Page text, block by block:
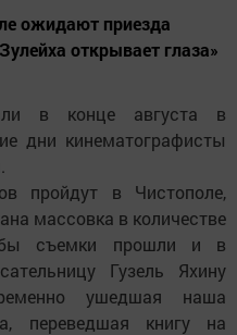
ожидают приезда
открывает глаза»
в конце августа в
дни кинематографисты
пройдут в Чистополе,
массовка в количестве
съемки прошли и в
Гузель Яхину
ушедшая наша
переведшая книгу на